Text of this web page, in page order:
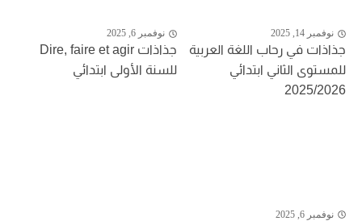
نوفمبر 14, 2025
جذاذات في رحاب اللغة العربية
للمستوى الثاني ابتدائي
2025/2026
نوفمبر 6, 2025
جذاذات Dire, faire et agir
للسنة الأولى ابتدائي
نوفمبر 6, 2025